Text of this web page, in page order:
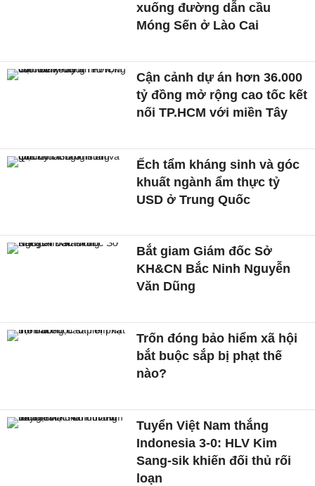
xuống đường dẫn cầu
Móng Sến ở Lào Cai
Cận cảnh dự án hơn 36.000
tỷ đồng mở rộng cao tốc kết
nối TP.HCM với miền Tây
Ếch tẩm kháng sinh và góc
khuất ngành ẩm thực tỷ
USD ở Trung Quốc
Bắt giam Giám đốc Sở
KH&CN Bắc Ninh Nguyễn
Văn Dũng
Trốn đóng bảo hiểm xã hội
bắt buộc sắp bị phạt thế
nào?
Tuyển Việt Nam thắng
Indonesia 3-0: HLV Kim
Sang-sik khiến đối thủ rối
loạn